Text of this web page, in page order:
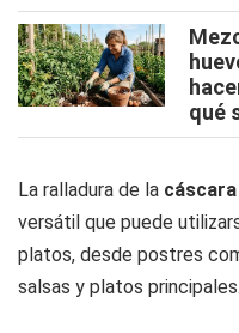
qué
La ralladura de la cáscara
versátil que puede
platos, desde postres
salsas y platos principales.